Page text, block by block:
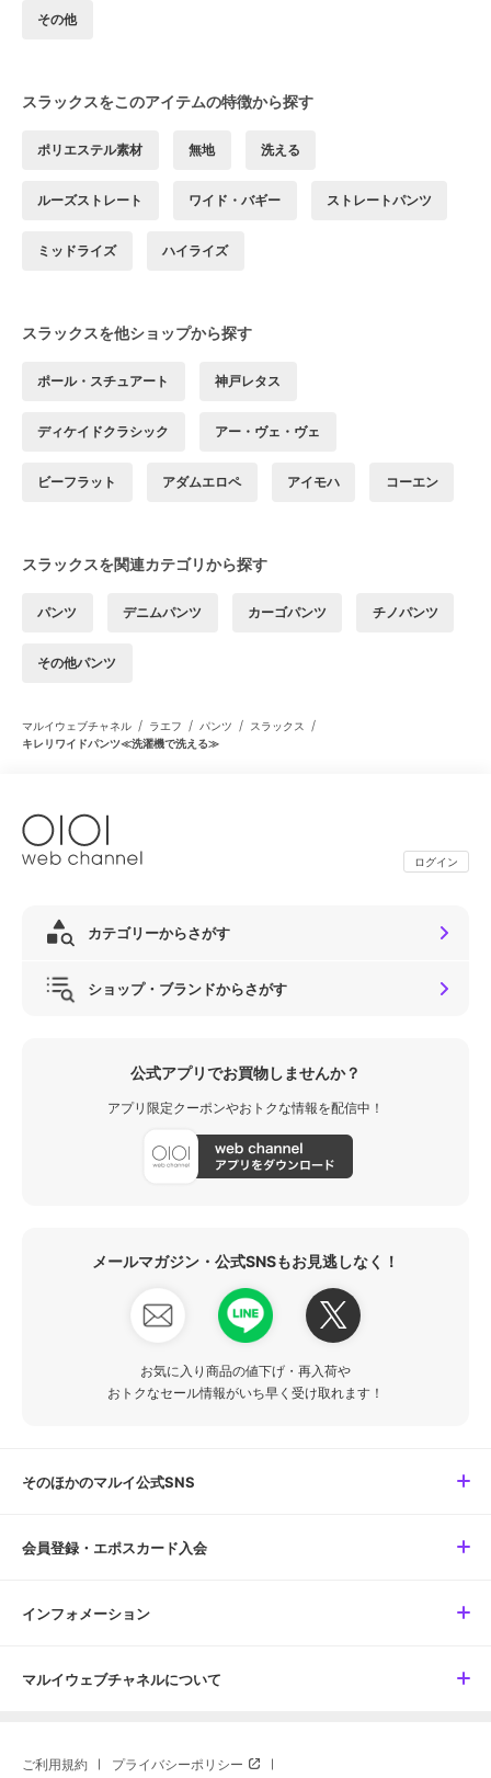
その他
スラックスをこのアイテムの特徴から探す
ポリエステル素材 無地 洗える
ルーズストレート ワイド・バギー ストレートパンツ
ミッドライズ ハイライズ
スラックスを他ショップから探す
ポール・スチュアート 神戸レタス
ディケイドクラシック アー・ヴェ・ヴェ
ビーフラット アダムエロペ アイモハ コーエン
スラックスを関連カテゴリから探す
パンツ デニムパンツ カーゴパンツ チノパンツ
その他パンツ
マルイウェブチャネル / ラエフ / パンツ / スラックス /
キレリワイドパンツ≪洗濯機で洗える≫
ログイン
カテゴリーからさがす
ショップ・ブランドからさがす
公式アプリでお買物しませんか？
アプリ限定クーポンやおトクな情報を配信中！
メールマガジン・公式SNSもお見逃しなく！
お気に入り商品の値下げ・再入荷や
おトクなセール情報がいち早く受け取れます！
そのほかのマルイ公式SNS
会員登録・エポスカード入会
インフォメーション
マルイウェブチャネルについて
ご利用規約 プライバシーポリシー